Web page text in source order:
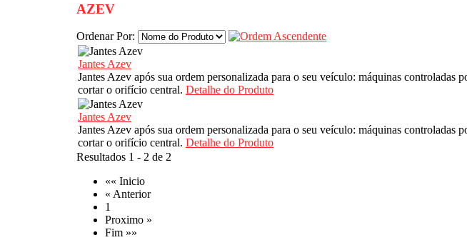
AZEV
Ordenar Por:
Jantes Azev
Jantes Azev após sua ordem personalizada para o seu veículo: máquinas
cortar o orifício central. Detalhe do Produto
Jantes Azev
Jantes Azev após sua ordem personalizada para o seu veículo: máquinas
cortar o orifício central. Detalhe do Produto
Resultados 1 - 2 de 2
«« Inicio
« Anterior
1
Proximo »
Fim »»